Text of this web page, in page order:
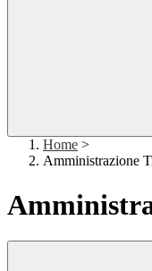
Home >
Amministrazione